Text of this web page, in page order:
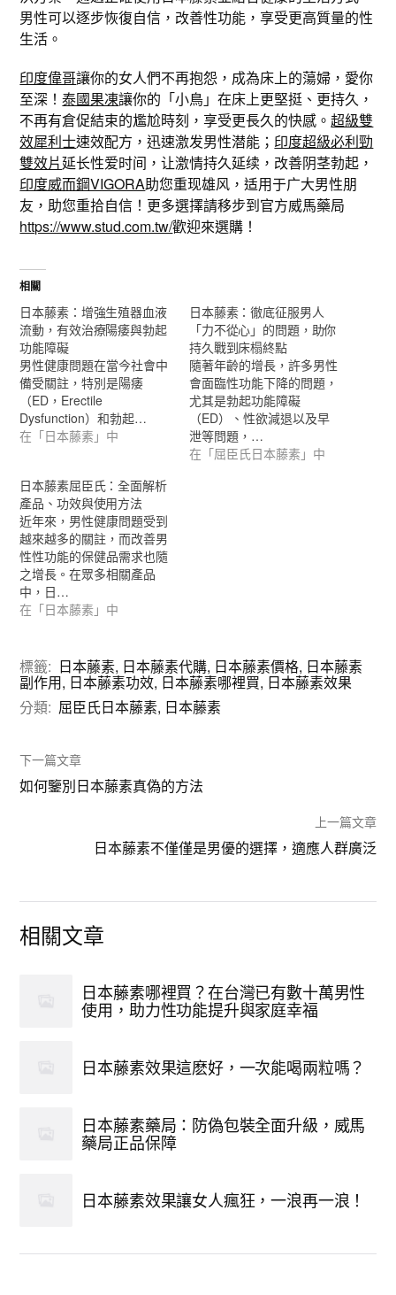
男性可以逐步恢復自信，改善性功能，享受更高質量的性
生活。
印度偉哥讓你的女人們不再抱怨，成為床上的蕩婦，愛你
至深！泰國果凍讓你的「小鳥」在床上更堅挺、更持久，
不再有倉促結束的尷尬時刻，享受更長久的快感。超級雙
效犀利士速效配方，迅速激发男性潜能； 印度超級必利勁
雙效片延长性爱时间，让激情持久延续，改善阴茎勃起，
印度威而鋼VIGORA助您重现雄风，适用于广大男性朋
友，助您重拾自信！更多選擇請移步到官方威馬藥局
https://www.stud.com.tw/歡迎來選購！
相關
日本藤素：增強生殖器血液
流動，有效治療陽痿與勃起
功能障礙
男性健康問題在當今社會中
備受關註，特別是陽痿
（ED，Erectile
Dysfunction）和勃起…
在「日本藤素」中
日本藤素：徹底征服男人
「力不從心」的問題，助你
持久戰到床榻終點
隨著年齡的增長，許多男性
會面臨性功能下降的問題，
尤其是勃起功能障礙
（ED）、性欲減退以及早
泄等問題，…
在「屈臣氏日本藤素」中
日本藤素屈臣氏：全面解析
產品、功效與使用方法
近年來，男性健康問題受到
越來越多的關註，而改善男
性性功能的保健品需求也隨
之增長。在眾多相關產品
中，日…
在「日本藤素」中
標籤: 日本藤素, 日本藤素代購, 日本藤素價格, 日本藤素
副作用, 日本藤素功效, 日本藤素哪裡買, 日本藤素效果
分類: 屈臣氏日本藤素, 日本藤素
下一篇文章
如何鑒別日本藤素真偽的方法
上一篇文章
日本藤素不僅僅是男優的選擇，適應人群廣泛
相關文章
日本藤素哪裡買？在台灣已有數十萬男性
使用，助力性功能提升與家庭幸福
日本藤素效果這麽好，一次能喝兩粒嗎？
日本藤素藥局：防偽包裝全面升級，威馬
藥局正品保障
日本藤素效果讓女人瘋狂，一浪再一浪！